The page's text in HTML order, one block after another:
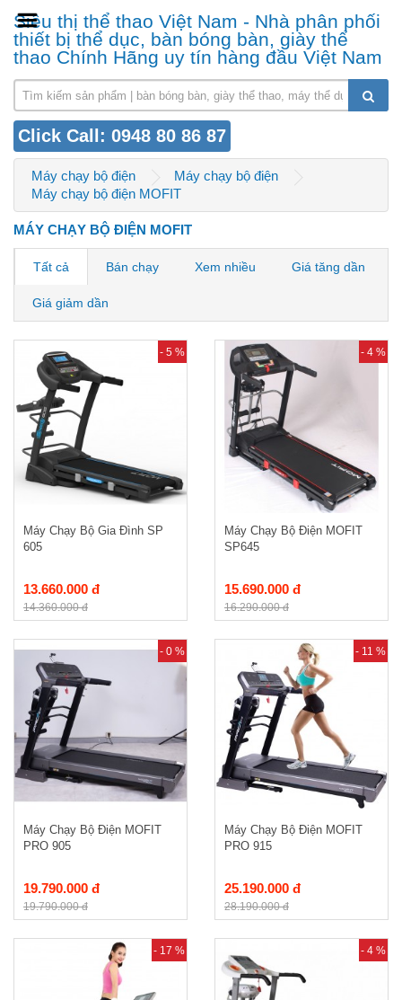
Siêu thị thể thao Việt Nam - Nhà phân phối
thiết bị thể dục, bàn bóng bàn, giày thể
thao Chính Hãng uy tín hàng đầu Việt Nam
Click Call: 0948 80 86 87
Máy chạy bộ điện
Máy chạy bộ điện
Máy chạy bộ điện MOFIT
MÁY CHẠY BỘ ĐIỆN MOFIT
Tất cả Bán chạy Xem nhiều Giá tăng dần
Giá giảm dần
- 5 %
Máy Chạy Bộ Gia Đình SP
605
13.660.000 đ
14.360.000 đ
- 4 %
Máy Chạy Bộ Điện MOFIT
SP645
15.690.000 đ
16.290.000 đ
- 0 %
Máy Chạy Bộ Điện MOFIT
PRO 905
19.790.000 đ
19.790.000 đ
- 11 %
Máy Chạy Bộ Điện MOFIT
PRO 915
25.190.000 đ
28.190.000 đ
- 17 % - 4 %